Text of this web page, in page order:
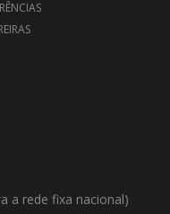
a rede fixa nacional)